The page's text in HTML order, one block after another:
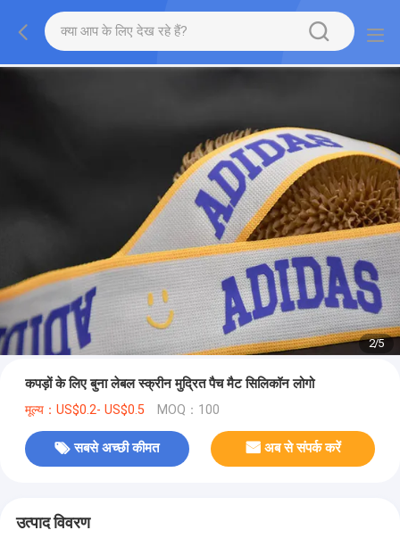
2/5
कपड़ों के लिए बुना लेबल स्क्रीन मुद्रित पैच मैट सिलिकॉन लोगो
मूल्य：US$0.2- US$0.5 MOQ：100
सबसे अच्छी कीमत अब से संपर्क करें
उत्पाद विवरण